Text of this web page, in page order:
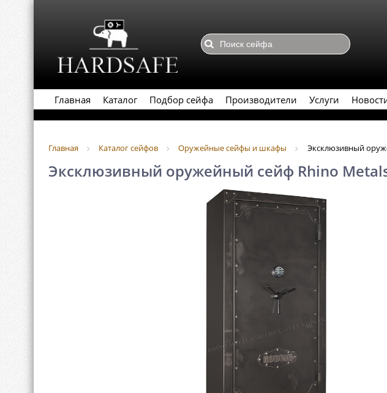
Главная Каталог Подбор сейфа Производители Услуги
Главная Каталог сейфов Оружейные сейфы и шкафы Эксклюзивный
Эксклюзивный оружейный сейф Rhino Metals